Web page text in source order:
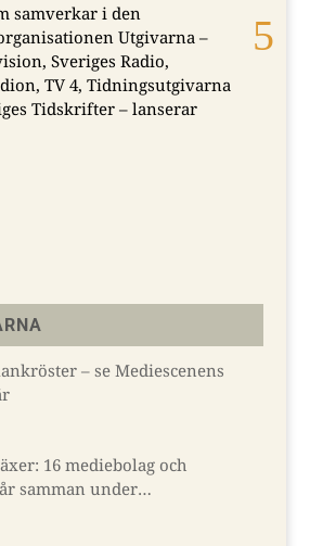
samverkar i den
Utgivarna –
Sveriges Radio,
TV 4, Tidningsutgivarna
Tidskrifter – lanserar
– se Mediescenens
16 mediebolag och
samman under